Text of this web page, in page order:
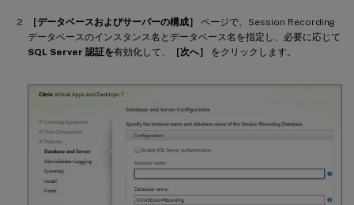
［データベースおよびサーバーの構成］
ページで、Session Recording
データベースのインスタンス名とデータベース名を指定し、必要に応じて
SQL Server 認証を有効化して、 ［次へ］ をクリックします。